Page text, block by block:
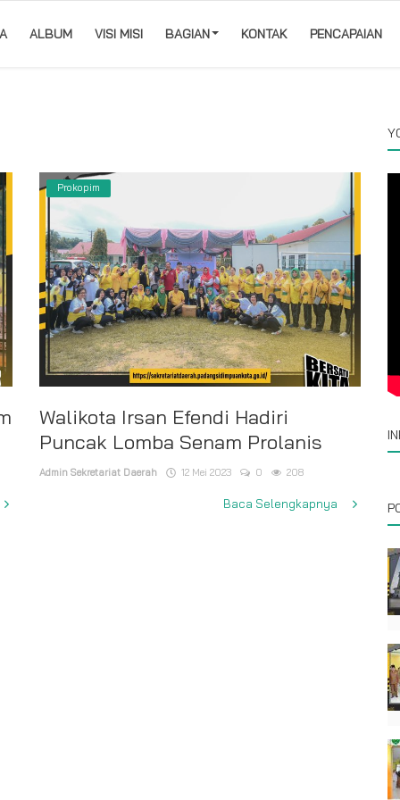
ALBUM VISI MISI BAGIAN KONTAK PENCAPAIAN
Prokopim
Walikota Irsan Efendi Hadiri
Puncak Lomba Senam Prolanis
Admin Sekretariat Daerah 12 Mei 2023 0 208
Baca Selengkapnya